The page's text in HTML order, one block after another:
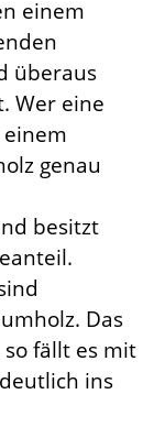
einem
überaus
Wer eine
genau
besitzt
Das
fällt es mit
ins